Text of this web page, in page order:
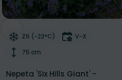
Odober do zoznamu želaní
Mrazuvzdornosť
Z6 (-23°C) Doba kvitnutia
V-X
Výška rastliny
75 cm
Nepeta 'Six Hills Giant' -